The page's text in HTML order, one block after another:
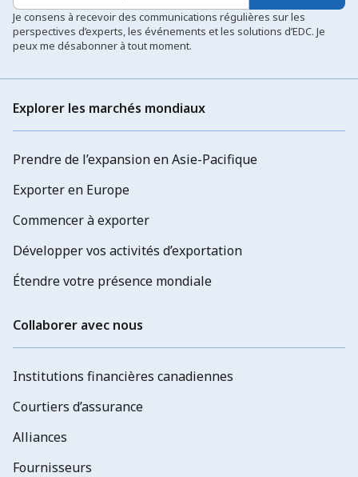
Je consens à recevoir des communications régulières sur les
perspectives d’experts, les événements et les solutions d’EDC. Je
peux me désabonner à tout moment.
Explorer les marchés mondiaux
Prendre de l’expansion en Asie-Pacifique
Exporter en Europe
Commencer à exporter
Développer vos activités d’exportation
Étendre votre présence mondiale
Collaborer avec nous
Institutions financières canadiennes
Courtiers d’assurance
Alliances
Fournisseurs